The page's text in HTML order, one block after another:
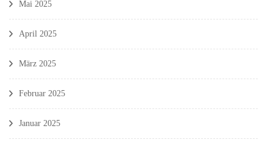
Mai 2025
April 2025
März 2025
Februar 2025
Januar 2025